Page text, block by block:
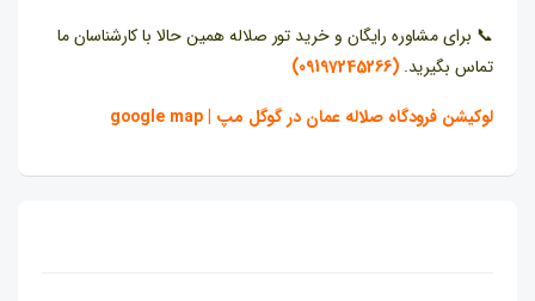
📞 برای مشاوره رایگان و خرید تور صلاله همین حالا با کارشناسان ما
تماس بگیرید.(09197245266)
لوکیشن فرودگاه صلاله عمان در گوگل مپ | google map